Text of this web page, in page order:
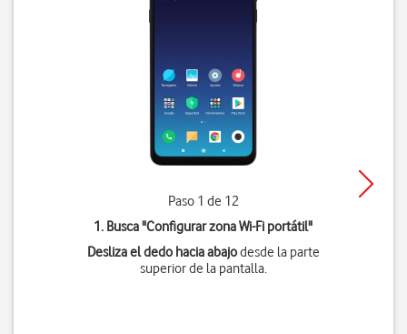
Paso 1 de 12
1. Busca "Configurar zona Wi-Fi portátil"
Desliza el dedo hacia abajodesde la parte
superior de la pantalla.